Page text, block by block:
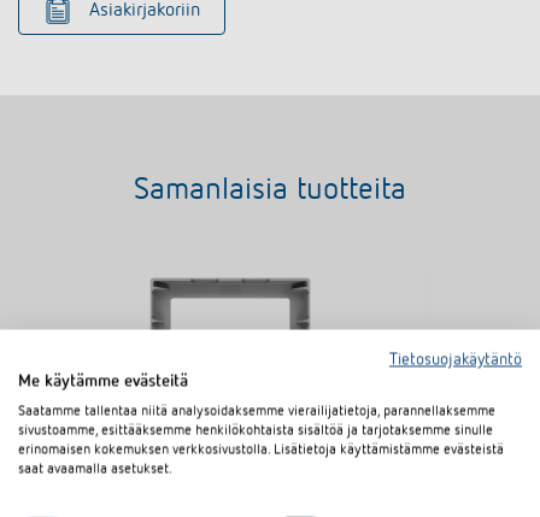
Asiakirjakoriin
Samanlaisia tuotteita
Tietosuojakäytäntö
Me käytämme evästeitä
Saatamme tallentaa niitä analysoidaksemme vierailijatietoja, parannellaksemme
sivustoamme, esittääksemme henkilökohtaista sisältöä ja tarjotaksemme sinulle
erinomaisen kokemuksen verkkosivustolla. Lisätietoja käyttämistämme evästeistä
saat avaamalla asetukset.